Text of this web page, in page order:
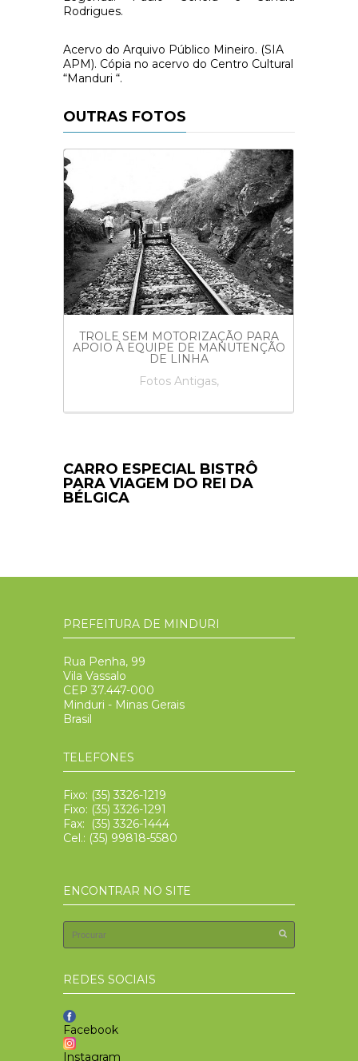
Rodrigues.
Acervo do Arquivo Público Mineiro. (SIA
APM). Cópia no acervo do Centro Cultural
“Manduri “.
OUTRAS FOTOS
TROLE SEM MOTORIZAÇÃO PARA
APOIO À EQUIPE DE MANUTENÇÃO
DE LINHA
Fotos Antigas,
CARRO ESPECIAL BISTRÔ
PARA VIAGEM DO REI DA
BÉLGICA
PREFEITURA DE MINDURI
Rua Penha, 99
Vila Vassalo
CEP 37.447-000
Minduri - Minas Gerais
Brasil
TELEFONES
Fixo: (35) 3326-1219
Fixo: (35) 3326-1291
Fax: (35) 3326-1444
Cel.: (35) 99818-5580
ENCONTRAR NO SITE
REDES SOCIAIS
Facebook
Instagram